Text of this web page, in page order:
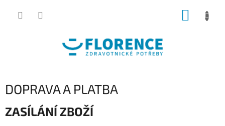
DOPRAVA A PLATBA
ZASÍLÁNÍ ZBOŽÍ